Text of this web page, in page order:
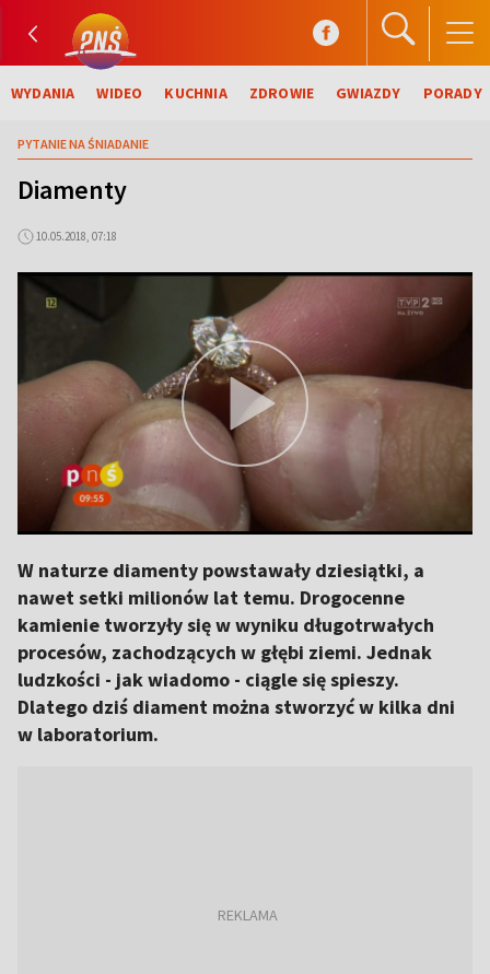
WYDANIA WIDEO KUCHNIA ZDROWIE GWIAZDY PORADY
PYTANIE NA ŚNIADANIE
Diamenty
10.05.2018, 07:18
W naturze diamenty powstawały dziesiątki, a
nawet setki milionów lat temu. Drogocenne
kamienie tworzyły się w wyniku długotrwałych
procesów, zachodzących w głębi ziemi. Jednak
ludzkości - jak wiadomo - ciągle się spieszy.
Dlatego dziś diament można stworzyć w kilka dni
w laboratorium.